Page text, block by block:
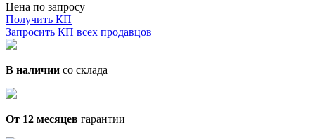
Цена по запросу
Получить КП
Запросить КП всех продавцов
В наличии со склада
От 12 месяцев гарантии